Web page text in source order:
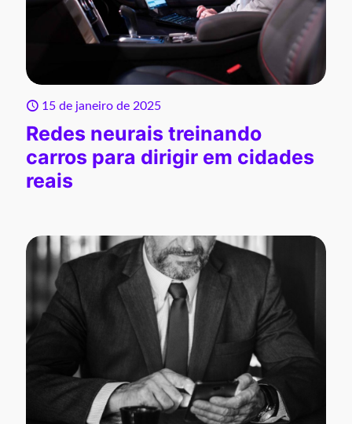
15 de janeiro de 2025
Redes neurais treinando
carros para dirigir em cidades
reais